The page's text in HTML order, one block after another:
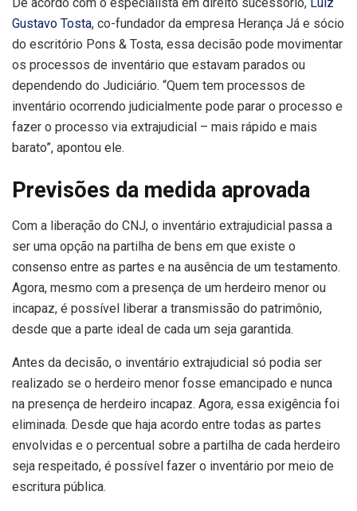
Gustavo Tosta, co-fundador da empresa Herança Já e sócio
do escritório Pons & Tosta, essa decisão pode movimentar
os processos de inventário que estavam parados ou
dependendo do Judiciário. “Quem tem processos de
inventário ocorrendo judicialmente pode parar o processo e
fazer o processo via extrajudicial – mais rápido e mais
barato”, apontou ele.
Previsões da medida aprovada
Com a liberação do CNJ, o inventário extrajudicial passa a
ser uma opção na partilha de bens em que existe o
consenso entre as partes e na ausência de um testamento.
Agora, mesmo com a presença de um herdeiro menor ou
incapaz, é possível liberar a transmissão do patrimônio,
desde que a parte ideal de cada um seja garantida.
Antes da decisão, o inventário extrajudicial só podia ser
realizado se o herdeiro menor fosse emancipado e nunca
na presença de herdeiro incapaz. Agora, essa exigência foi
eliminada. Desde que haja acordo entre todas as partes
envolvidas e o percentual sobre a partilha de cada herdeiro
seja respeitado, é possível fazer o inventário por meio de
escritura pública.